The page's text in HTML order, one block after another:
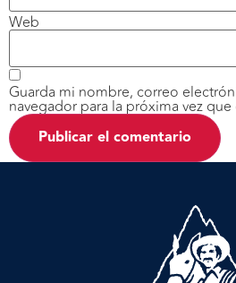
Web
Guarda mi nombre, correo
navegador para la próxima vez